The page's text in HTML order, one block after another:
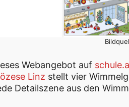
Webangebot auf
Linz stellt vier
Detailszene aus den